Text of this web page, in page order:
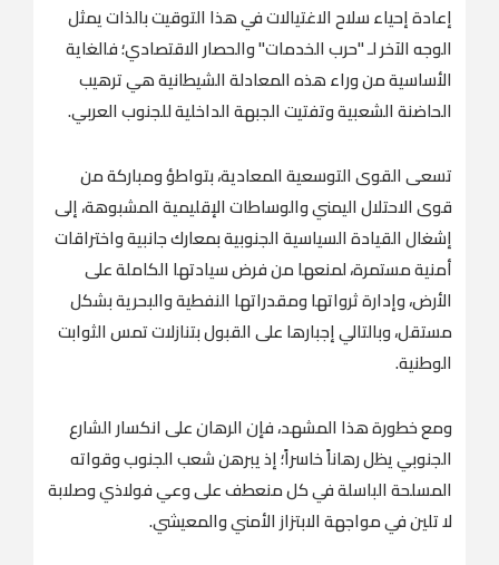
إعادة إحياء سلاح الاغتيالات في هذا التوقيت بالذات يمثل
الوجه الآخر لـ "حرب الخدمات" والحصار الاقتصادي؛ فالغاية
الأساسية من وراء هذه المعادلة الشيطانية هي ترهيب
الحاضنة الشعبية وتفتيت الجبهة الداخلية للجنوب العربي.
تسعى القوى التوسعية المعادية، بتواطؤ ومباركة من
قوى الاحتلال اليمني والوساطات الإقليمية المشبوهة، إلى
إشغال القيادة السياسية الجنوبية بمعارك جانبية واختراقات
أمنية مستمرة، لمنعها من فرض سيادتها الكاملة على
الأرض، وإدارة ثرواتها ومقدراتها النفطية والبحرية بشكل
مستقل، وبالتالي إجبارها على القبول بتنازلات تمس الثوابت
الوطنية.
ومع خطورة هذا المشهد، فإن الرهان على انكسار الشارع
الجنوبي يظل رهاناً خاسراً؛ إذ يبرهن شعب الجنوب وقواته
المسلحة الباسلة في كل منعطف على وعي فولاذي وصلابة
لا تلين في مواجهة الابتزاز الأمني والمعيشي.